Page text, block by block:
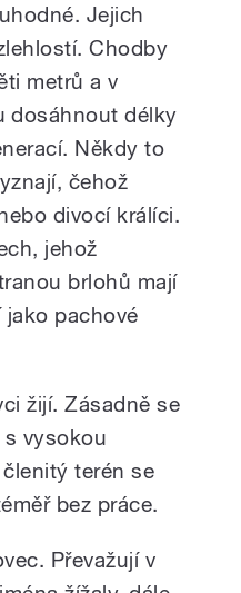
Jejich
Chodby
metrů a v
dosáhnout délky
Někdy to
čehož
divocí králíci.
jehož
brlohů mají
jako pachové
žijí. Zásadně se
vysokou
terén se
bez práce.
Převažují v